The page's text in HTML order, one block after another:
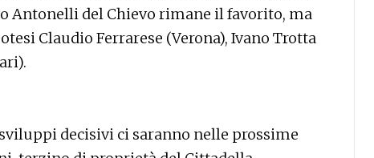
Antonelli del Chievo rimane il favorito, ma
Claudio Ferrarese (Verona), Ivano Trotta
decisivi ci saranno nelle prossime